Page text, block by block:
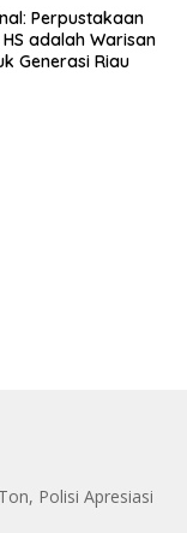
Perpustakaan
adalah Warisan
Generasi Riau